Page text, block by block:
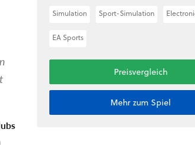
Simulation Sport-Simulation
EA Sports
Preisvergleich
Mehr zum Spiel